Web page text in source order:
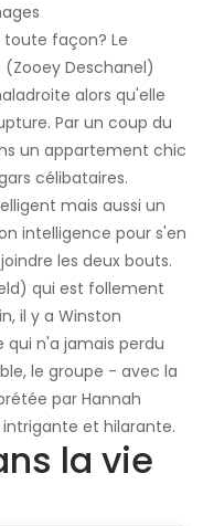
toute façon? Le
Deschanel)
alors qu'elle
Par un coup du
un appartement chic
célibataires.
mais aussi un
intelligence pour s'en
les deux bouts.
qui est follement
il y a Winston
qui n'a jamais perdu
le groupe - avec la
par Hannah
et hilarante.
la vie